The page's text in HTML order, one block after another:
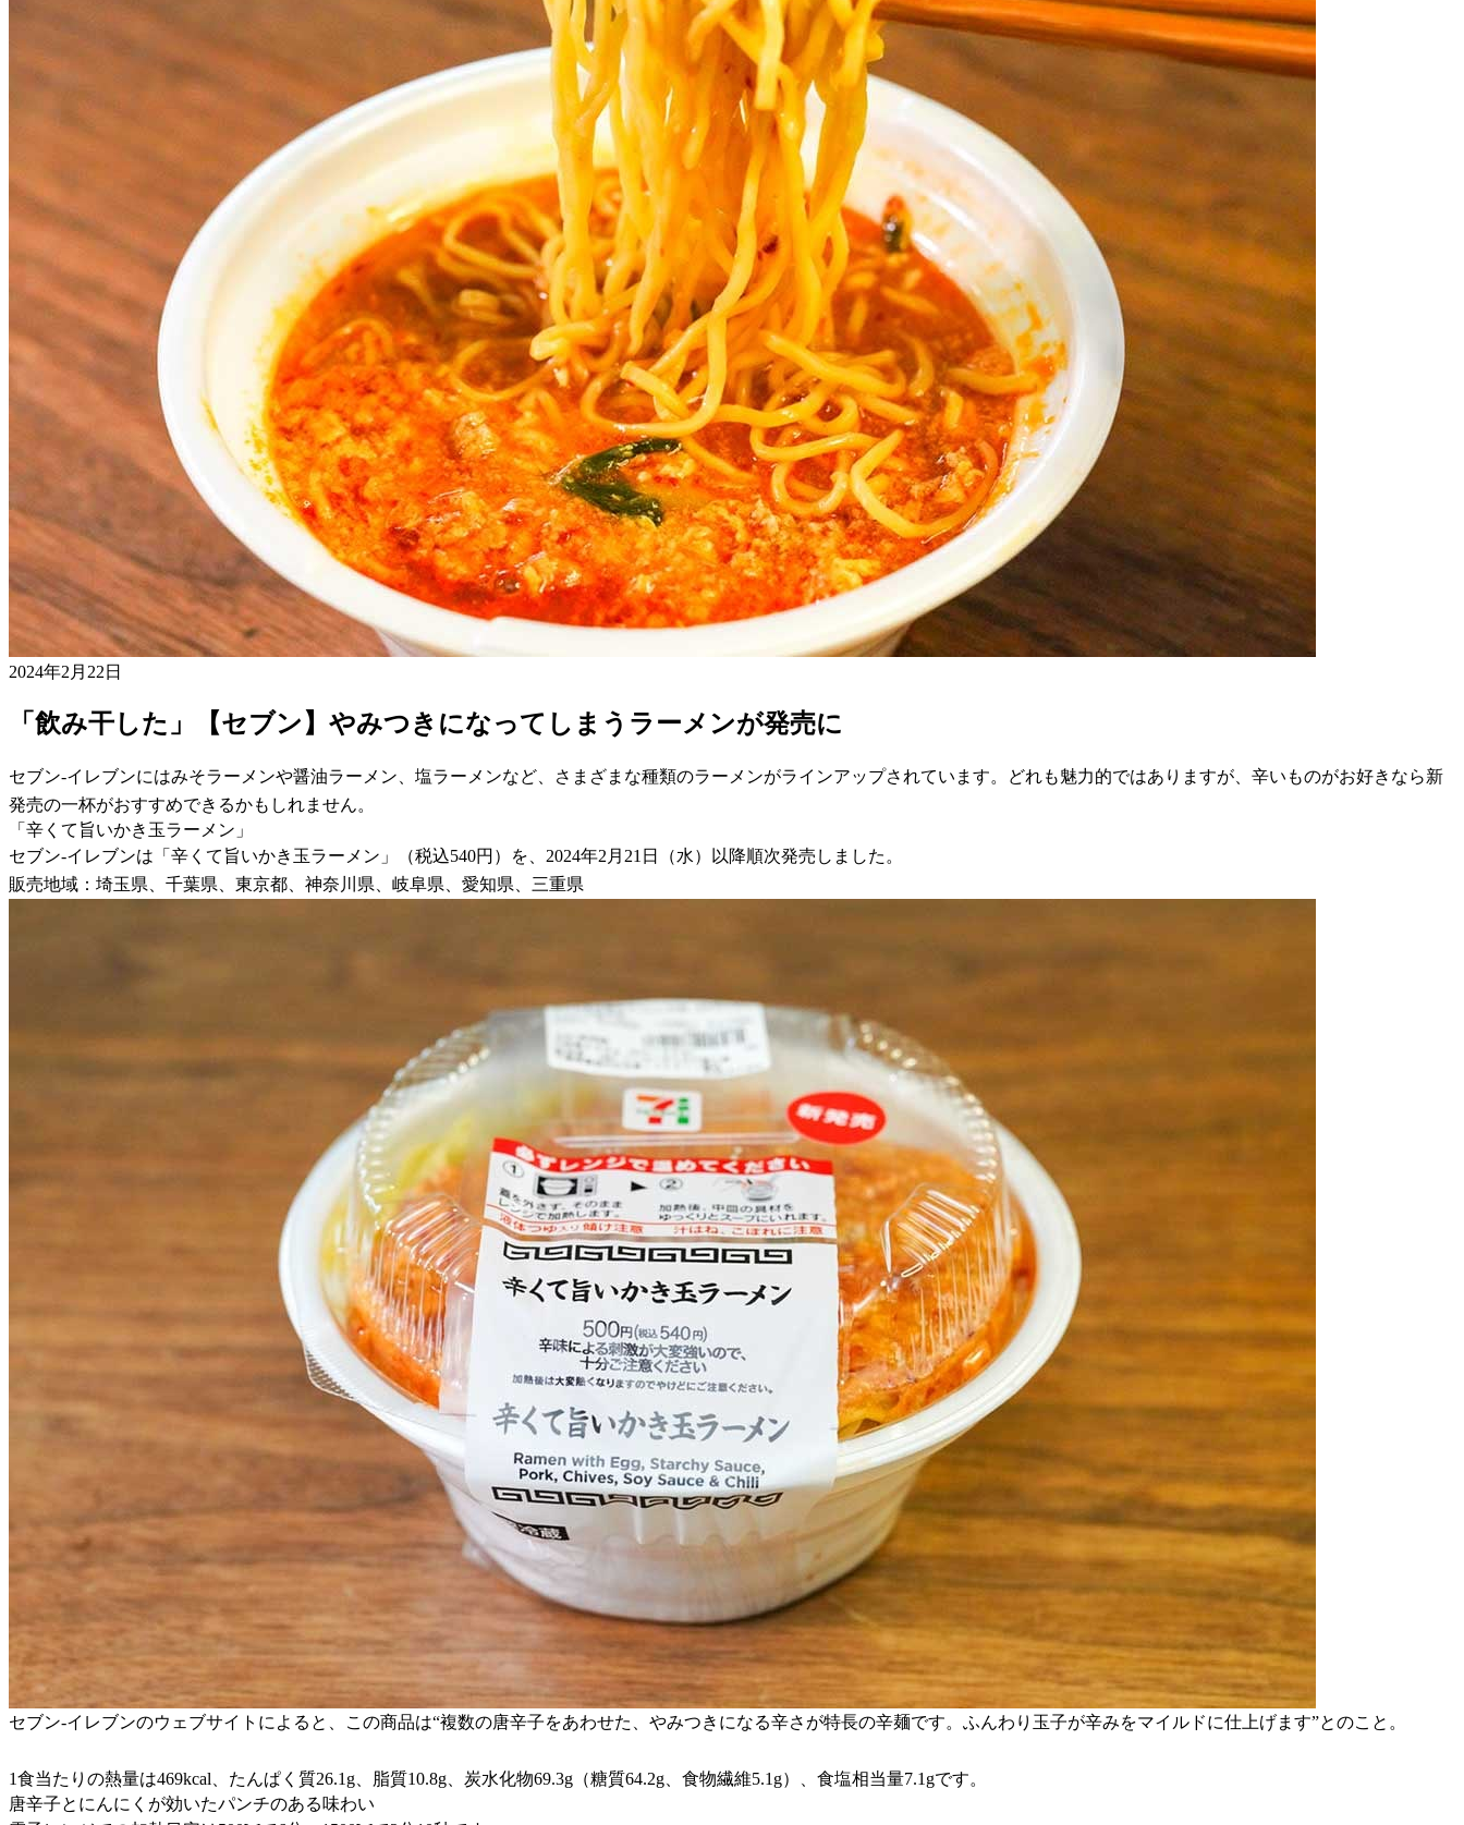
2024年2月22日
「飲み干した」【セブン】やみつきになってしまうラーメンが発売に
セブン-イレブンにはみそラーメンや醤油ラーメン、塩ラーメンなど、さまざまな種類のラーメンがラインアップされています。どれも魅力的ではありますが、辛いものがお好きなら新
発売の一杯がおすすめできるかもしれません。
「辛くて旨いかき玉ラーメン」
セブン-イレブンは「辛くて旨いかき玉ラーメン」（税込540円）を、2024年2月21日（水）以降順次発売しました。
販売地域：埼玉県、千葉県、東京都、神奈川県、岐阜県、愛知県、三重県
セブン-イレブンのウェブサイトによると、この商品は“複数の唐辛子をあわせた、やみつきになる辛さが特長の辛麺です。ふんわり玉子が辛みをマイルドに仕上げます”とのこと。
1食当たりの熱量は469kcal、たんぱく質26.1g、脂質10.8g、炭水化物69.3g（糖質64.2g、食物繊維5.1g）、食塩相当量7.1gです。
唐辛子とにんにくが効いたパンチのある味わい